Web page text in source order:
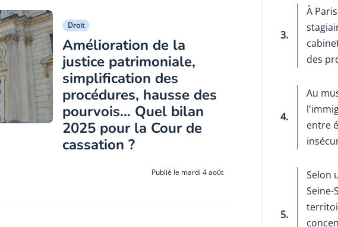
Droit
Amélioration de la
justice patrimoniale,
simplification des
procédures, hausse des
pourvois… Quel bilan
2025 pour la Cour de
cassation ?
Publié le mardi 4 août
3.
À
des
4.
Au
entre
5.
Selon
Seine-